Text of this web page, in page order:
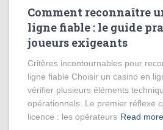
Comment reconnaître
ligne fiable : le guide
joueurs exigeants
Critères incontournables pour
ligne fiable Choisir un casino en
vérifier plusieurs éléments
opérationnels. Le premier réflexe
licence : les opérateurs Read more